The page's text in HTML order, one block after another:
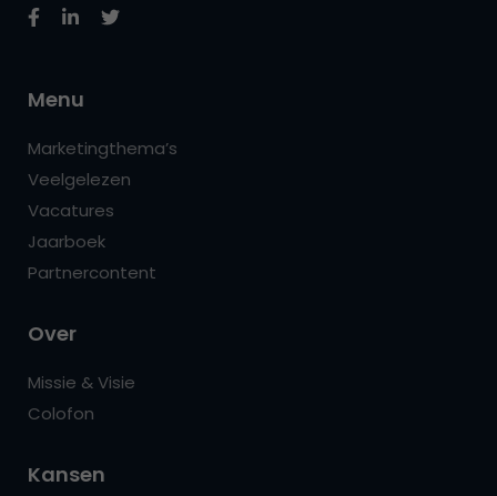
Menu
Marketingthema’s
Veelgelezen
Vacatures
Jaarboek
Partnercontent
Over
Missie & Visie
Colofon
Kansen